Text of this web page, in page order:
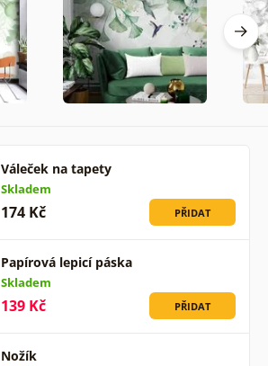
Váleček na tapety
Skladem
174 Kč PŘIDAT
Papírová lepicí páska
Skladem
139 Kč PŘIDAT
Nožík